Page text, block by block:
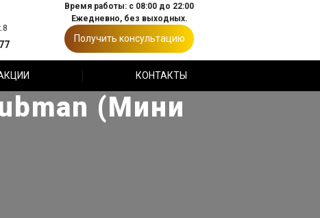
Время работы: с 08:00 до 22:00
Ежедневно, без выходных.
Получить консультацию
КОНТАКТЫ
(Мини